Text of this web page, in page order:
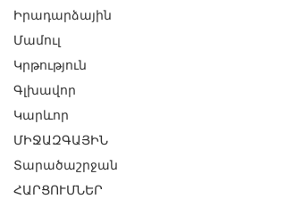
Իրադարձային
Մամուլ
Կրթություն
Գլխավոր
Կարևոր
ՄԻՋԱԶԳԱՅԻՆ
Տարածաշրջան
ՀԱՐՑՈՒՄՆԵՐ